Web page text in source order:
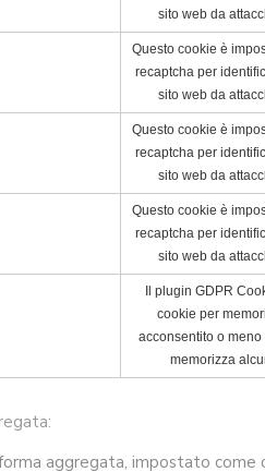
sito web da
Questo cookie è
recaptcha per
sito web da
Questo cookie è
recaptcha per
sito web da
Questo cookie è
recaptcha per
sito web da
Il plugin GDPR
cookie per
acconsentito o
memorizza
aggregata, impostato come